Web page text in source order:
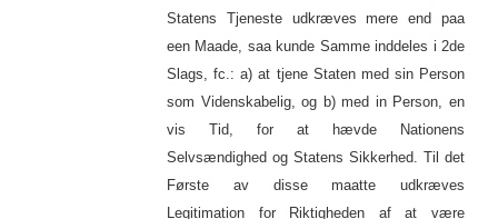
Statens Tjeneste udkræves mere end paa
een Maade, saa kunde Samme inddeles i 2de
Slags, fc.: a) at tjene Staten med sin Person
som Videnskabelig, og b) med in Person, en
vis Tid, for at hævde Nationens
Selvsændighed og Statens Sikkerhed. Til det
Første av disse maatte udkræves
Legitimation for Riktigheden af at være